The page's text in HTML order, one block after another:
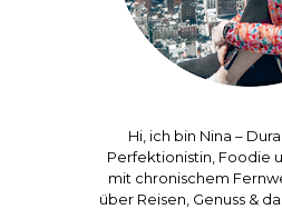
Hi, ich bin Nina –
Perfektionistin, Foodie
mit chronischem
über Reisen, Genuss &